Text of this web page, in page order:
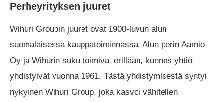
Perheyrityksen juuret
Wihuri Groupin juuret ovat 1900-luvun alun
suomalaisessa kauppatoiminnassa. Alun perin Aarnio
Oy ja Wihurin suku toimivat erillään, kunnes yhtiöt
yhdistyivät vuonna 1961. Tästä yhdistymisestä syntyi
nykyinen Wihuri Group, joka kasvoi vähitellen